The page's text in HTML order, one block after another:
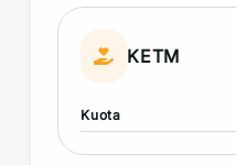
KETM
Kuota